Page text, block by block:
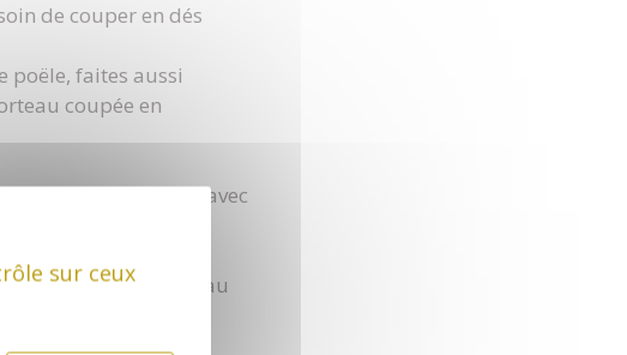
de couper en dés
poële, faites aussi
coupée en
dans les assiettes, avec
les lardons /Morteau
sur ceux